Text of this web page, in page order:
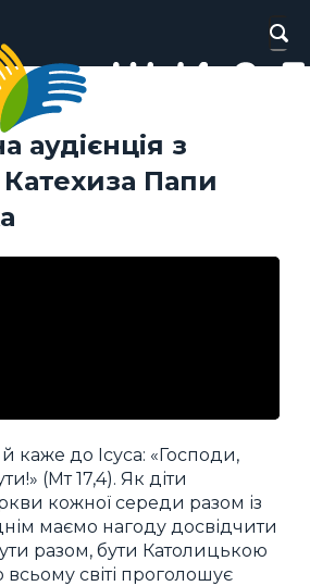
аудієнція з
Папи
каже до Ісуса: «Господи,
(Мт 17,4). Як діти
кожної середи разом із
маємо нагоду досвідчити
разом, бути Католицькою
світі проголошує